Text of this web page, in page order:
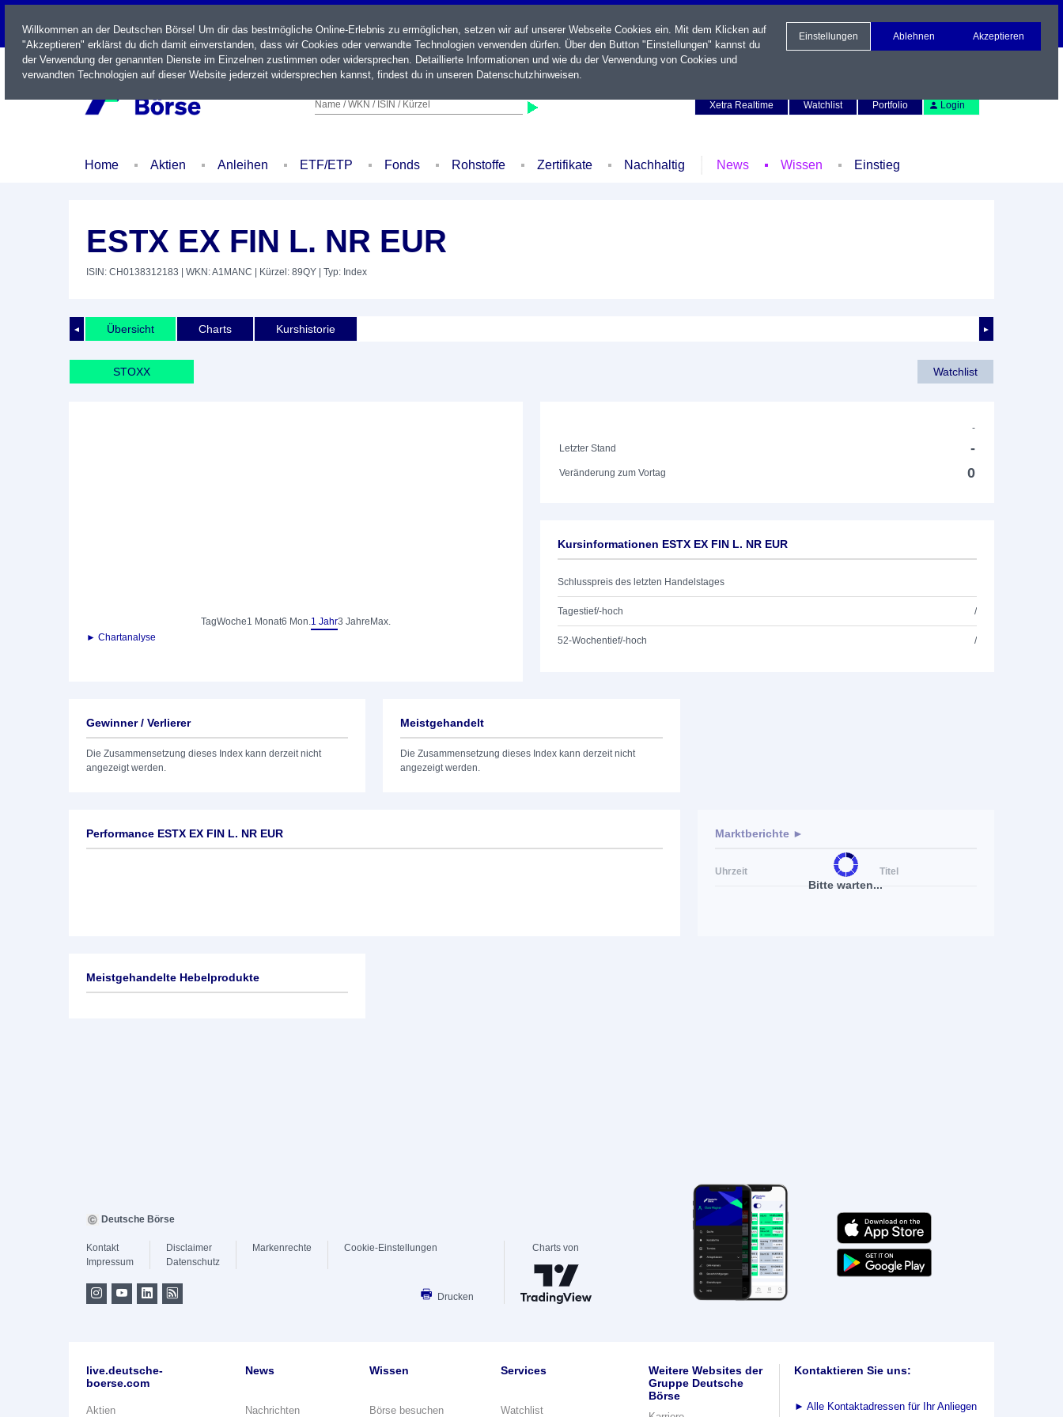
LIVE
Name / WKN / ISIN / Kürzel
Xetra Realtime
Watchlist Portfolio Login
Home Aktien Anleihen ETF/ETP Fonds Rohstoffe Zertifikate Nachhaltig News Wissen Einstieg
ESTX EX FIN L. NR EUR
ISIN: CH0138312183 | WKN: A1MANC | Kürzel: 89QY | Typ: Index
◄ ►
Übersicht Charts Kurshistorie
STOXX Watchlist
TagWoche1 Monat6 Mon.1 Jahr3 Jahre Max.
► Chartanalyse
-
Letzter Stand
-
Veränderung zum Vortag 0
Kursinformationen ESTX EX FIN L. NR EUR
Schlusspreis des letzten Handelstages
Tagestief/-hoch /
52-Wochentief/-hoch /
Gewinner / Verlierer
Die Zusammensetzung dieses Index kann derzeit nicht
angezeigt werden.
Meistgehandelt
Die Zusammensetzung dieses Index kann derzeit nicht
angezeigt werden.
Performance ESTX EX FIN L. NR EUR
Bitte warten...
Marktberichte ►
Uhrzeit Titel
Meistgehandelte Hebelprodukte
Willkommen an der Deutschen Börse! Um dir das bestmögliche Online-Erlebnis zu ermöglichen, setzen wir auf unserer Webseite Cookies ein. Mit dem Klicken auf
"Akzeptieren" erklärst du dich damit einverstanden, dass wir Cookies oder verwandte Technologien verwenden dürfen. Über den Button "Einstellungen" kannst du
der Verwendung der genannten Dienste im Einzelnen zustimmen oder widersprechen. Detaillierte Informationen und wie du der Verwendung von Cookies und
verwandten Technologien auf dieser Website jederzeit widersprechen kannst, findest du in unseren Datenschutzhinweisen.
Einstellungen Ablehnen Akzeptieren
Deutsche Börse
Kontakt
Impressum
Disclaimer
Datenschutz
Markenrechte Cookie-Einstellungen
Drucken
Charts von
live.deutsche-
boerse.com
Aktien
News
Nachrichten
Wissen
Börse besuchen
Services
Watchlist
Weitere Websites der
Gruppe Deutsche
Börse
Kontaktieren Sie uns:
► Alle Kontaktadressen für Ihr Anliegen